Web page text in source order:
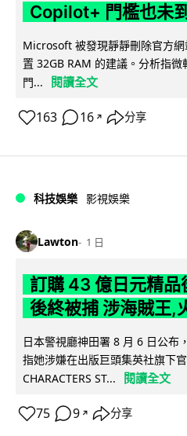
Copilot+ 門檻也未到
Microsoft 被發現靜靜刪除官方
置 32GB RAM 的建議。分析指
門...
閱讀全文
163 16 ↗ 分享
科技娛樂 影視娛樂
Lawton 1 日
訂購 43 億日元精品
後終被捕 涉海賊王,
日本警視廳神田署 8 月 6 日公布
指她涉嫌在出版巨頭集英社旗下
CHARACTERS ST...
閱讀全文
75 9 ↗ 分享